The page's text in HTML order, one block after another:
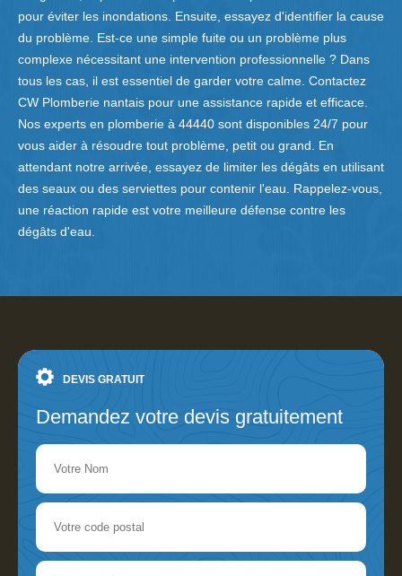
pour éviter les inondations. Ensuite, essayez d'identifier la cause
du problème. Est-ce une simple fuite ou un problème plus
complexe nécessitant une intervention professionnelle ? Dans
tous les cas, il est essentiel de garder votre calme. Contactez
CW Plomberie nantais pour une assistance rapide et efficace.
Nos experts en plomberie à 44440 sont disponibles 24/7 pour
vous aider à résoudre tout problème, petit ou grand. En
attendant notre arrivée, essayez de limiter les dégâts en utilisant
des seaux ou des serviettes pour contenir l'eau. Rappelez-vous,
une réaction rapide est votre meilleure défense contre les
dégâts d'eau.
DEVIS GRATUIT
Demandez votre devis gratuitement